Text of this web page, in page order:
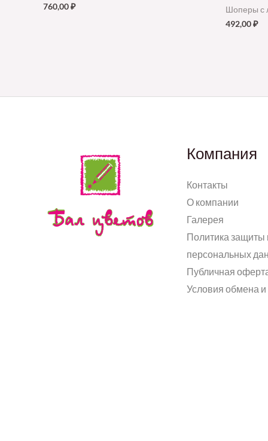
760,00₽ Шоперы с
492,00₽
Компания
Контакты
О компании
Галерея
Политика защиты
персональных
Публичная
Условия обмена и